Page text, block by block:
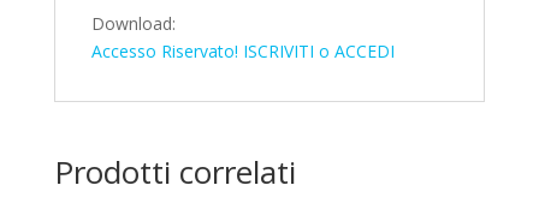
Download:
Accesso Riservato! ISCRIVITI o ACCEDI
Prodotti correlati